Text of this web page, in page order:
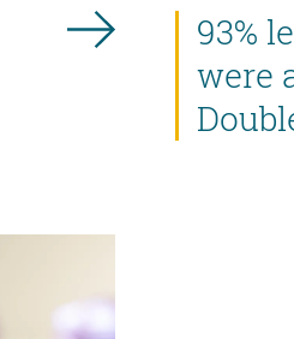
93%
were